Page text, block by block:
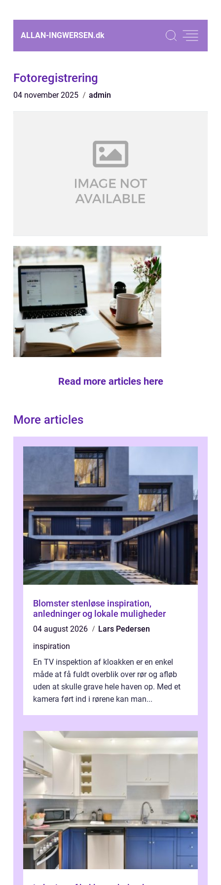
ALLAN-INGWERSEN.dk
Fotoregistrering
04 november 2025 admin
Read more articles here
More articles
Blomster stenløse inspiration,
anledninger og lokale muligheder
04 august 2026
Lars Pedersen
inspiration
En TV inspektion af kloakken er en enkel
måde at få fuldt overblik over rør og afløb
uden at skulle grave hele haven op. Med et
kamera ført ind i rørene kan man...